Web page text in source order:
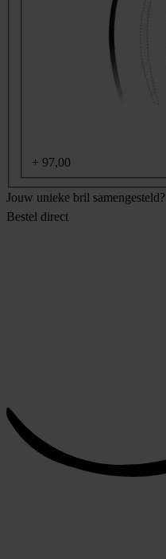
+ 97,00
Jouw unieke bril samengesteld?
Bestel direct